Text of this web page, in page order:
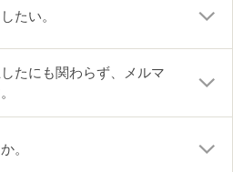
たい。
たにも関わらず、メルマ
。